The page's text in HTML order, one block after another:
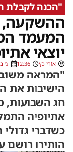
"הכנה לקבלת
ההשקעה,
המעמד
יוצאי
אורי כץ 12:36 ג׳
"המראה
הישיבות את
חג השבועות,
אתיופיה
כשדברי
הותירו